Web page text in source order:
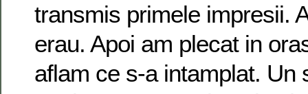
transmis primele impresii.
erau. Apoi am plecat in
aflam ce s-a intamplat. Un